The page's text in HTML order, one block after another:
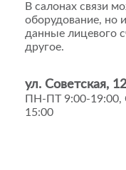
В салонах связи
оборудование, но
данные лицевого
другое.
ул. Советская, 12
ПН-ПТ 9:00-19:00,
15:00